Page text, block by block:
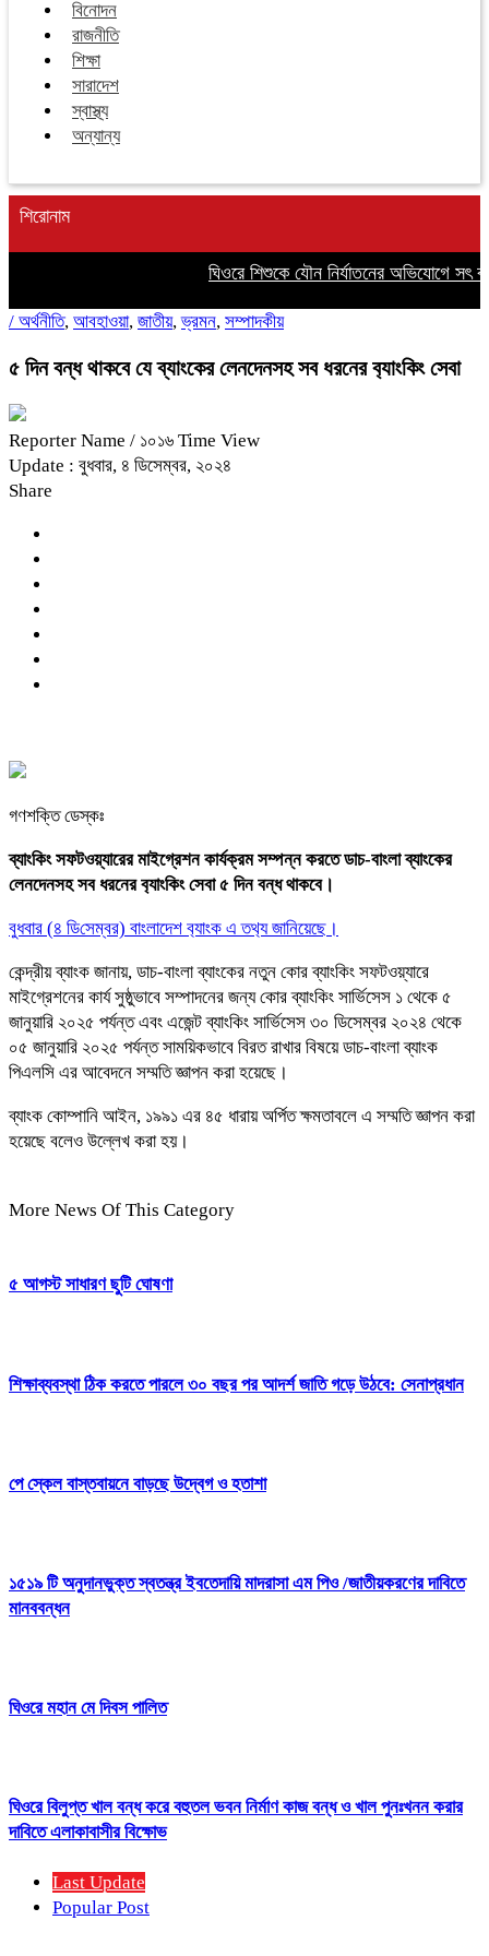
বিনোদন
রাজনীতি
শিক্ষা
সারাদেশ
স্বাস্থ্য
অন্যান্য
শিরোনাম
ঘিওরে শিশুকে যৌন নির্যাতনের অভিযোগে সৎ
/ অর্থনীতি, আবহাওয়া, জাতীয়,ভ্রমন, সম্পাদকীয়
৫ দিন বন্ধ থাকবে যে ব্যাংকের লেনদেনসহ সব ধরনের ব‌্যাং‌কিং সেবা
Reporter Name / ১০১৬ Time View
Update : বুধবার, ৪ ডিসেম্বর, ২০২৪
Share
গণশক্তি ডেস্কঃ
ব্যাংকিং সফটওয়্যারের মাইগ্রেশন কার্যক্রম সম্পন্ন করতে ডাচ-বাংলা ব্যাংকের
লেনদেনসহ সব ধরনের ব‌্যাং‌কিং সেবা ৫ দিন বন্ধ থাকবে।
বুধবার (৪ ডি‌সেম্বর) বাংলাদেশ ব‌্যাংক এ তথ‌্য জা‌নিয়েছে।
কেন্দ্রীয় ব্যাংক জানায়, ডাচ-বাংলা ব্যাংকের নতুন কোর ব্যাংকিং সফটওয়্যারে
মাইগ্রেশনের কার্য সুষ্ঠুভাবে সম্পাদনের জন্য কোর ব্যাংকিং সার্ভিসেস ১ থেকে ৫
জানুয়ারি ২০২৫ পর্যন্ত এবং এজেন্ট ব্যাংকিং সার্ভিসেস ৩০ ডিসেম্বর ২০২৪ থেকে
০৫ জানুয়ারি ২০২৫ পর্যন্ত সাময়িকভাবে বিরত রাখার বিষয়ে ডাচ-বাংলা ব্যাংক
পিএলসি এর আবেদনে সম্মতি জ্ঞাপন করা হয়েছে।
ব্যাংক কোম্পানি আইন, ১৯৯১ এর ৪৫ ধারায় অর্পিত ক্ষমতাবলে এ সম্মতি জ্ঞাপন করা
হয়েছে বলেও উল্লেখ করা হয়।
More News Of This Category
৫ আগস্ট সাধারণ ছুটি ঘোষণা
শিক্ষাব্যবস্থা ঠিক করতে পারলে ৩০ বছর পর আদর্শ জাতি গড়ে উঠবে: সেনাপ্রধান
পে স্কেল বাস্তবায়নে বাড়ছে উদ্বেগ ও হতাশা
১৫১৯ টি অনুদানভুক্ত স্বতন্ত্র ইবতেদায়ি মাদরাসা এম পিও /জাতীয়করণের দাবিতে
মানববন্ধন
ঘিওরে মহান মে দিবস পালিত
ঘিওরে বিলুপ্ত খাল বন্ধ করে বহুতল ভবন নির্মাণ কাজ বন্ধ ও খাল পুনঃখনন করার
দাবিতে এলাকাবাসীর বিক্ষোভ
Last Update
Popular Post